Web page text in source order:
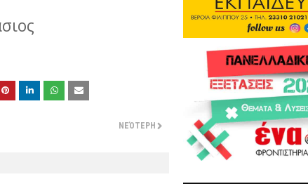
ΝΕΌΤΕΡΗ